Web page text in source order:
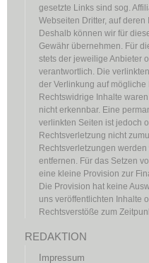
gesetzte Links sind sog.
Webseiten Dritter, auf deren
Deshalb können wir für
Gewähr übernehmen. Für
stets der jeweilige Anbieter
verantwortlich. Die
der Verlinkung auf mögliche
Rechtswidrige Inhalte
nicht erkennbar. Eine
verlinkten Seiten ist jedoch
Rechtsverletzung nicht
Rechtsverletzungen
entfernen. Für das Setzen
eine kleine Provision zur
Die Provision hat keine
uns veröffentlichten Inhalte
Rechtsverstöße zum
REDAKTION
Impressum